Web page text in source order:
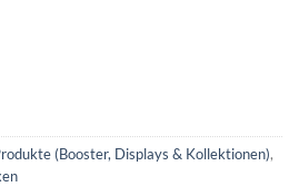
(Booster, Displays & Kollektionen),